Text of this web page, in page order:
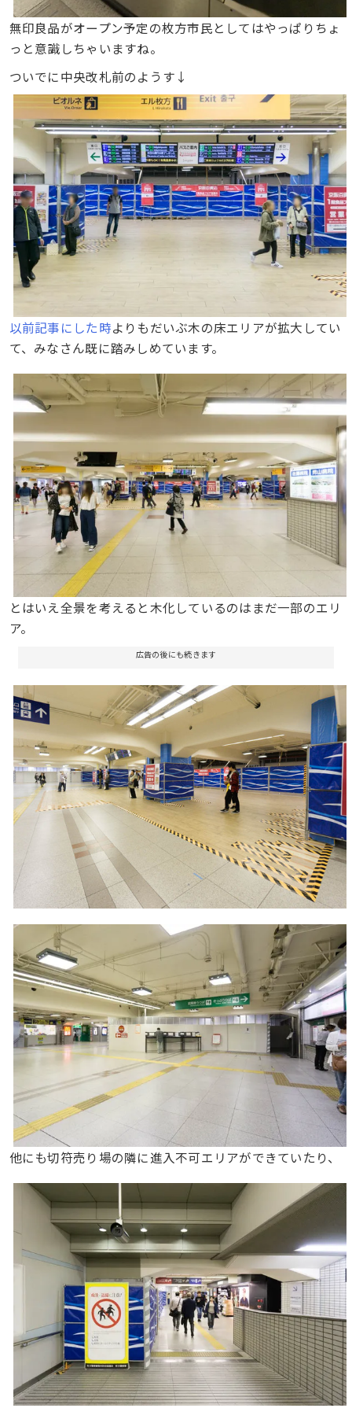
無印良品がオープン予定の枚方市民としてはやっぱりちょ
っと意識しちゃいますね。
ついでに中央改札前のようす↓
以前記事にした時よりもだいぶ木の床エリアが拡大してい
て、みなさん既に踏みしめています。
とはいえ全景を考えると木化しているのはまだ一部のエリ
ア。
広告の後にも続きます
他にも切符売り場の隣に進入不可エリアができていたり、